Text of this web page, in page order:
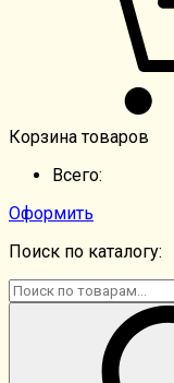
Корзина товаров
Всего:
Оформить
Поиск по каталогу: